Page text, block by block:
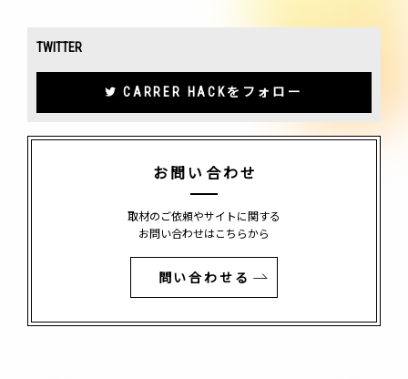
TWITTER
CARRER HACKをフォロー
お問い合わせ
取材のご依頼やサイトに関する
お問い合わせはこちらから
問い合わせる